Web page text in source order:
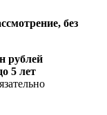
без
рублей
5 лет